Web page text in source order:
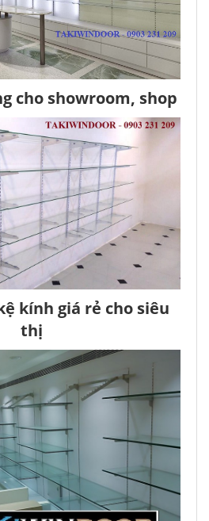
cho showroom, shop
kính giá rẻ cho siêu
thị